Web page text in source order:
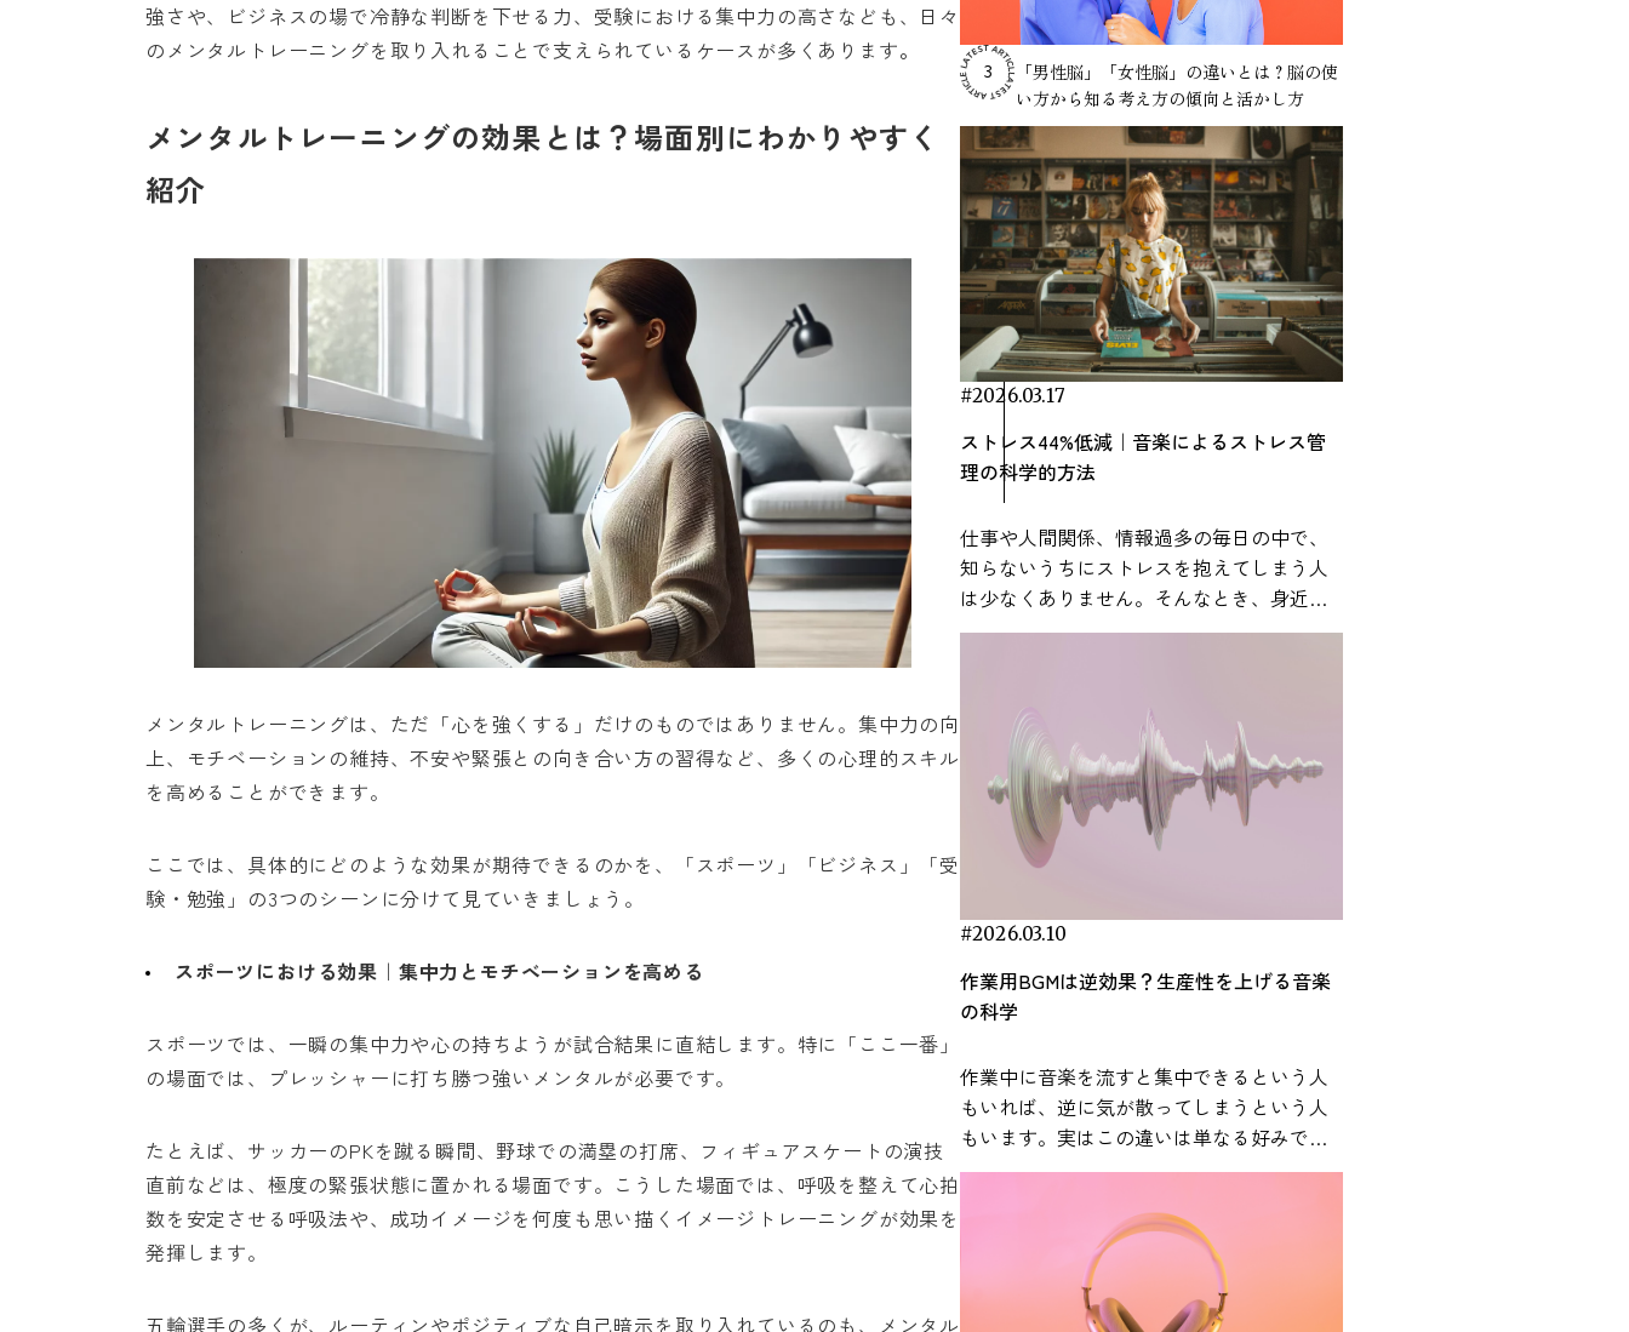
強さや、ビジネスの場で冷静な判断を下せる力、受験における集中力の高さなども、日々
のメンタルトレーニングを取り入れることで支えられているケースが多くあります。
メンタルトレーニングの効果とは？場面別にわかりやすく
紹介
メンタルトレーニングは、ただ「心を強くする」だけのものではありません。集中力の向
上、モチベーションの維持、不安や緊張との向き合い方の習得など、多くの心理的スキル
を高めることができます。
ここでは、具体的にどのような効果が期待できるのかを、「スポーツ」「ビジネス」「受
験・勉強」の3つのシーンに分けて見ていきましょう。
スポーツにおける効果｜集中力とモチベーションを高める
スポーツでは、一瞬の集中力や心の持ちようが試合結果に直結します。特に「ここ一番」
の場面では、プレッシャーに打ち勝つ強いメンタルが必要です。
たとえば、サッカーのPKを蹴る瞬間、野球での満塁の打席、フィギュアスケートの演技
直前などは、極度の緊張状態に置かれる場面です。こうした場面では、呼吸を整えて心拍
数を安定させる呼吸法や、成功イメージを何度も思い描くイメージトレーニングが効果を
発揮します。
五輪選手の多くが、ルーティンやポジティブな自己暗示を取り入れているのも、メンタル
RECENT ARTICLE
#2026.03.17
ストレス44%低減｜音楽によるストレス管
理の科学的方法
仕事や人間関係、情報過多の毎日の中で、
知らないうちにストレスを抱えてしまう人
は少なくありません。そんなとき、身近に
ある「音楽」が心身の状態に影響を与える
生活に取り入れやすく、通勤中や作業中、
就寝前などさまざまな場面で活用されてい
ます。本記事では、研究で示されている知
見をもとに、音楽とストレスの関係や、日
常で取り入れやすい活用方法について紹介
します。 研究で明らかになった音楽による
与える可能性については、心理学や医学の
近年の研究では、音楽を聴くことが心理的
なリラックス感だけでなく、ストレスに関
とが報告されています。 人間がストレスを
感じたとき、体内では自律神経系と内分泌
系が連動して反応します。特に重要な役割
を担うのが、視床下部・下垂体・副腎から
反応システムです。この仕組みによってコ
ルチゾールなどのストレス関連ホルモンが
分泌され、心拍数の上昇や緊張などの反応
が引き起こされます。 音楽は、このような
#2026.03.10
作業用BGMは逆効果？生産性を上げる音楽
の科学
作業中に音楽を流すと集中できるという人
もいれば、逆に気が散ってしまうという人
もいます。実はこの違いは単なる好みでは
なく、脳の働きや作業内容、音環境などさ
もとに、作業用BGMの効果や適切な活用方
法を科学的な視点から解説します。 作業用
BGMの効果は本当にある？科学研究からわ
3
「男性脳」「女性脳」の違いとは？脳の使
い方から知る考え方の傾向と活かし方